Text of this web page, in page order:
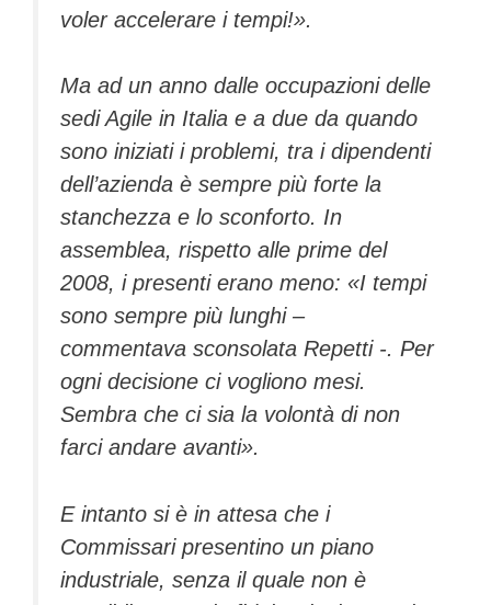
voler accelerare i tempi!».
Ma ad un anno dalle occupazioni delle
sedi Agile in Italia e a due da quando
sono iniziati i problemi, tra i dipendenti
dell’azienda è sempre più forte la
stanchezza e lo sconforto. In
assemblea, rispetto alle prime del
2008, i presenti erano meno: «I tempi
sono sempre più lunghi –
commentava sconsolata Repetti -. Per
ogni decisione ci vogliono mesi.
Sembra che ci sia la volontà di non
farci andare avanti».
E intanto si è in attesa che i
Commissari presentino un piano
industriale, senza il quale non è